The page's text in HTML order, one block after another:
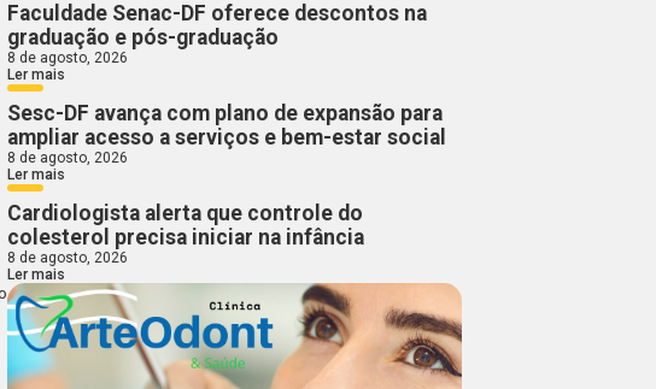
Faculdade Senac-DF oferece descontos na
graduação e pós-graduação
8 de agosto, 2026
Ler mais
Sesc-DF avança com plano de expansão para
ampliar acesso a serviços e bem-estar social
8 de agosto, 2026
Ler mais
Cardiologista alerta que controle do
colesterol precisa iniciar na infância
8 de agosto, 2026
Ler mais